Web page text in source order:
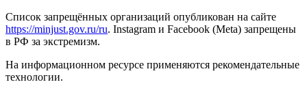
Список запрещённых организаций опубликован на сайте
https://minjust.gov.ru/ru. Instagram и Facebook (Metа) запрещены
в РФ за экстремизм.
На информационном ресурсе применяются рекомендательные
технологии.